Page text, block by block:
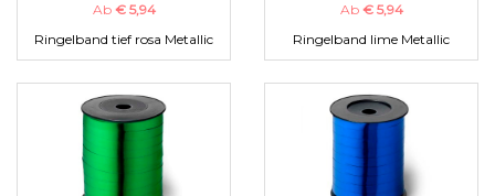
Ab € 5,94
Ringelband tief rosa Metallic
Ab € 5,94
Ringelband lime Metallic